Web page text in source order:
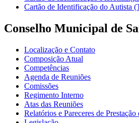
Cartão de Identificação do Autista
Conselho Municipal de
Localização e Contato
Composição Atual
Competências
Agenda de Reuniões
Comissões
Regimento Interno
Atas das Reuniões
Relatórios e Pareceres de Prestação